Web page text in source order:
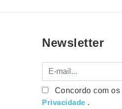
Newsletter
E-mail
Concordo com os
Privacidade .